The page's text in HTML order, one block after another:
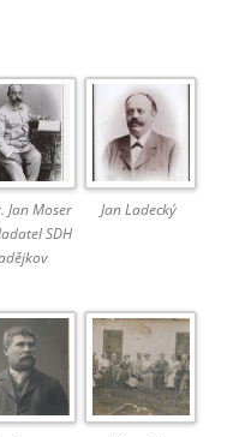
Jan Moser
SDH
Jan Ladecký